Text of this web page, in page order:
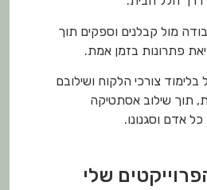
מול קבלנים וספקים תוך
פתרונות בזמן אמת.
צורכי הלקוח ושילובם
תוך שילוב אסתטיקה
וסגנונו.
שלי